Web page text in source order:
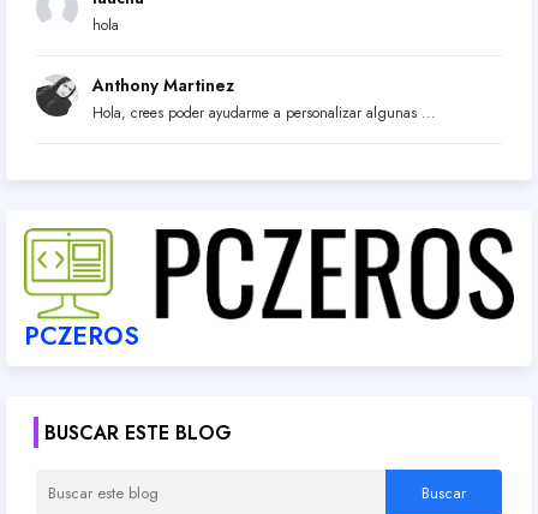
hola
Anthony Martinez
Hola, crees poder ayudarme a personalizar algunas ...
PCZEROS
BUSCAR ESTE BLOG